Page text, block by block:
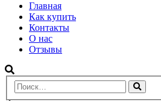
Главная
Как купить
Контакты
О нас
Отзывы